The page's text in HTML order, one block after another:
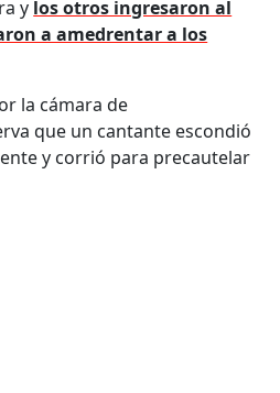
y los otros ingresaron al
a amedrentar a los
la cámara de
que un cantante escondió
y corrió para precautelar